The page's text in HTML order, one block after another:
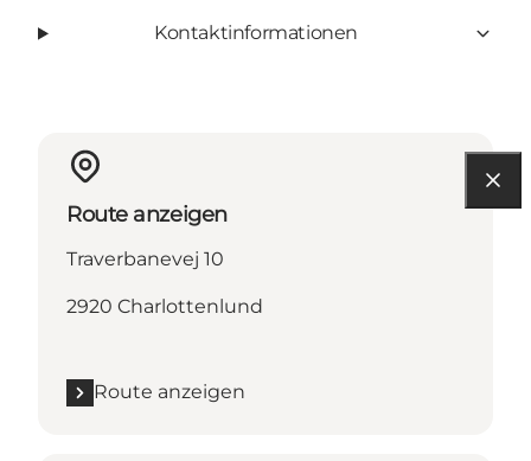
Kontaktinformationen
Route anzeigen
Traverbanevej 10
2920 Charlottenlund
Route anzeigen